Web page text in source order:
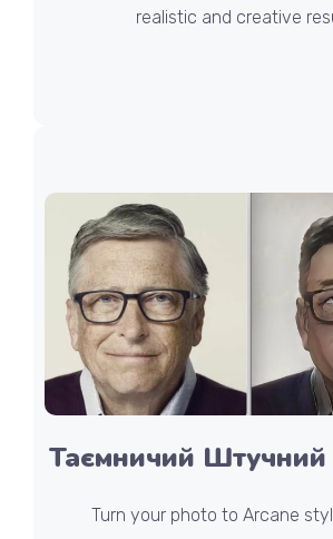
realistic and creative
Таємничий Штучний
Turn your photo to Arcane